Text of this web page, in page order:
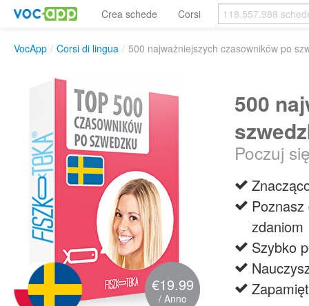
Crea schede Corsi
VocApp / Corsi di lingua / 500 najważniejszych czasowników po
€19.99
/ Anno
500
Poczuj
Poznasz
zdaniom
Szybko